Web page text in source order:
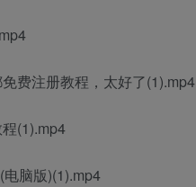
费注册教程，太好了(1).mp4
(1).mp4
脑版)(1).mp4